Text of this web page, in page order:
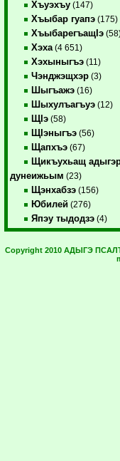
Хъуэхъу (147)
Хъыбар гуапэ (175)
ХъыбарегъащIэ
Хэха (4 651)
Хэхыныгъэ (11)
Чэнджэщхэр (3)
Шыгъажэ (16)
Шыхулъагъуэ (12)
ЩIэ (58)
ЩIэныгъэ (56)
Щапхъэ (67)
Щикъухьащ
дунеижьым (23)
Щэнхабзэ (156)
Юбилей (276)
Япэу тыдодзэ (4)
Copyright 2010 АДЫГЭ